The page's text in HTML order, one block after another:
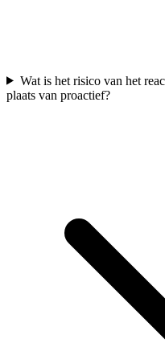
Wat is het risico van het
plaats van proactief?